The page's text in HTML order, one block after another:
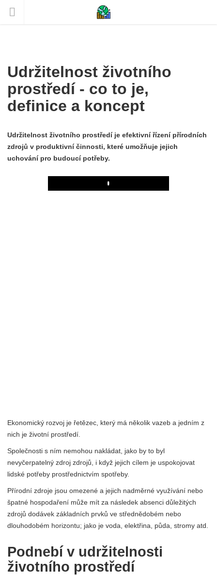
Udržitelnost životního
prostředí - co to je,
definice a koncept
Udržitelnost životního prostředí je efektivní řízení přírodních
zdrojů v produktivní činnosti, které umožňuje jejich
uchování pro budoucí potřeby.
Play
Ekonomický rozvoj je řetězec, který má několik vazeb a jedním z
nich je životní prostředí.
Společnosti s ním nemohou nakládat, jako by to byl
nevyčerpatelný zdroj zdrojů, i když jejich cílem je uspokojovat
lidské potřeby prostřednictvím spotřeby.
Přírodní zdroje jsou omezené a jejich nadměrné využívání nebo
špatné hospodaření může mít za následek absenci důležitých
zdrojů dodávek základních prvků ve střednědobém nebo
dlouhodobém horizontu; jako je voda, elektřina, půda, stromy atd.
Podnebí v udržitelnosti
životního prostředí